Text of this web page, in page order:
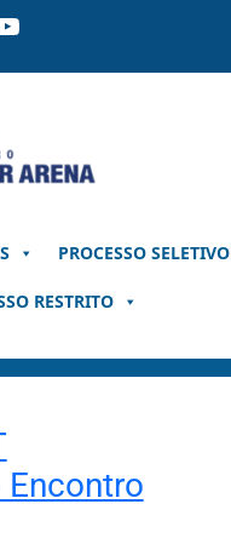
PROCESSO SELETIVO
RESTRITO